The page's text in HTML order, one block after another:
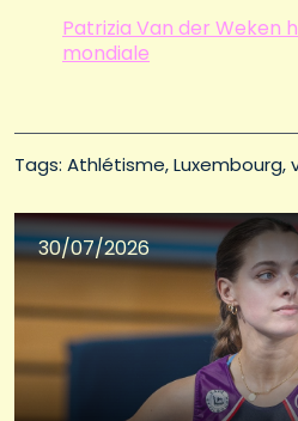
Patrizia Van der Weken
mondiale
Tags: Athlétisme Luxembourg
30/07/2026